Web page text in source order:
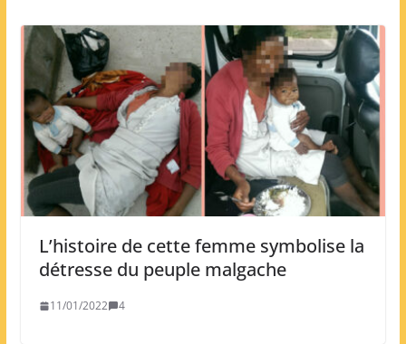
L’histoire de cette femme symbolise la
détresse du peuple malgache
11/01/2022 4